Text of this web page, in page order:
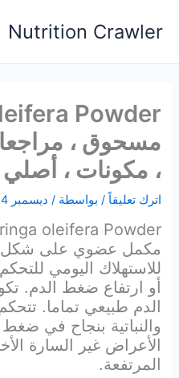
إلىNutrition Crawler
مسحوق ،
، مكونات ،
اترك تعليقاً / بواسطة / ديسمبر 14, 2021
مكمل عضوي على
للاستهلاك اليومي
أو ارتفاع ضغط الدم.
الدم طبيعي تماما.
والنباتية بنجاح في
الأعراض غير السارة
المرتفعة.